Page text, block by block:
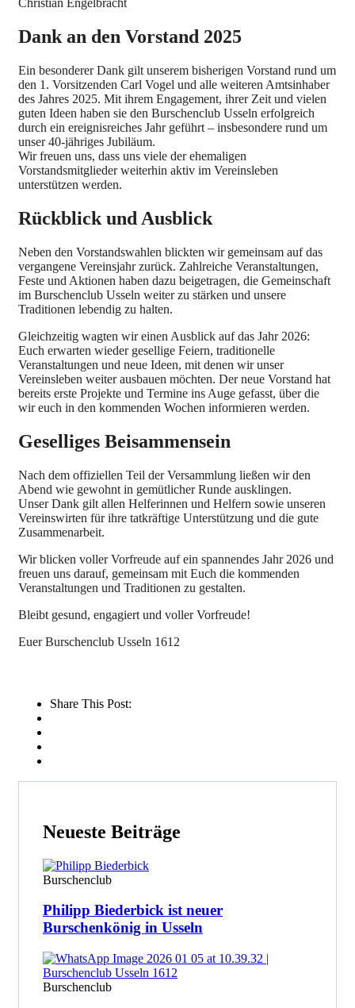
Christian Engelbracht
Dank an den Vorstand 2025
Ein besonderer Dank gilt unserem bisherigen Vorstand rund um
den 1. Vorsitzenden Carl Vogel und alle weiteren Amtsinhaber
des Jahres 2025. Mit ihrem Engagement, ihrer Zeit und vielen
guten Ideen haben sie den Burschenclub Usseln erfolgreich
durch ein ereignisreiches Jahr geführt – insbesondere rund um
unser 40-jähriges Jubiläum.
Wir freuen uns, dass uns viele der ehemaligen
Vorstandsmitglieder weiterhin aktiv im Vereinsleben
unterstützen werden.
Rückblick und Ausblick
Neben den Vorstandswahlen blickten wir gemeinsam auf das
vergangene Vereinsjahr zurück. Zahlreiche Veranstaltungen,
Feste und Aktionen haben dazu beigetragen, die Gemeinschaft
im Burschenclub Usseln weiter zu stärken und unsere
Traditionen lebendig zu halten.
Gleichzeitig wagten wir einen Ausblick auf das Jahr 2026:
Euch erwarten wieder gesellige Feiern, traditionelle
Veranstaltungen und neue Ideen, mit denen wir unser
Vereinsleben weiter ausbauen möchten. Der neue Vorstand hat
bereits erste Projekte und Termine ins Auge gefasst, über die
wir euch in den kommenden Wochen informieren werden.
Geselliges Beisammensein
Nach dem offiziellen Teil der Versammlung ließen wir den
Abend wie gewohnt in gemütlicher Runde ausklingen.
Unser Dank gilt allen Helferinnen und Helfern sowie unseren
Vereinswirten für ihre tatkräftige Unterstützung und die gute
Zusammenarbeit.
Wir blicken voller Vorfreude auf ein spannendes Jahr 2026 und
freuen uns darauf, gemeinsam mit Euch die kommenden
Veranstaltungen und Traditionen zu gestalten.
Bleibt gesund, engagiert und voller Vorfreude!
Euer Burschenclub Usseln 1612
Share This Post:
Neueste Beiträge
Burschenclub
Philipp Biederbick ist neuer
Burschenkönig in Usseln
Burschenclub